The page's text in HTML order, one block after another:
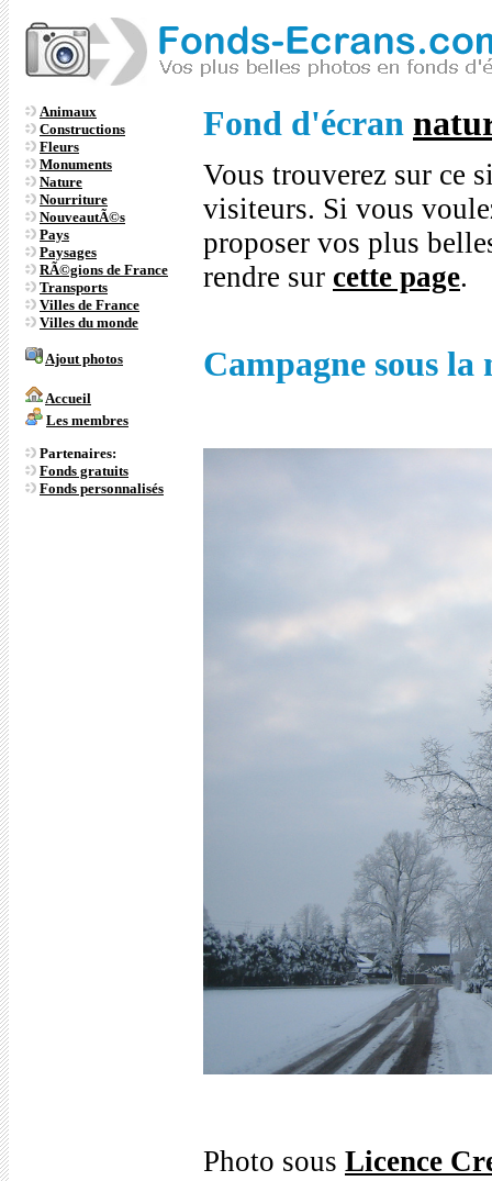
Animaux
Constructions
Fleurs
Monuments
Nature
Nourriture
NouveautÃ©s
Pays
Paysages
RÃ©gions de France
Transports
Villes de France
Villes du monde
Ajout photos
Accueil
Les membres
Partenaires:
Fonds gratuits
Fonds personnalisés
Fond d'écran
Vous trouverez sur ce
visiteurs. Si vous
proposer vos plus
rendre sur cette page.
Campagne sous
Photo sous Licence